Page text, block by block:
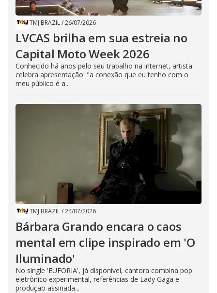
TMJ BRAZIL/26/07/2026
LVCAS brilha em sua estreia no
Capital Moto Week 2026
Conhecido há anos pelo seu trabalho na internet, artista
celebra apresentação: "a conexão que eu tenho com o
meu público é a...
TMJ BRAZIL/24/07/2026
Bárbara Grando encara o caos
mental em clipe inspirado em 'O
Iluminado'
No single 'EUFORIA', já disponível, cantora combina pop
eletrônico experimental, referências de Lady Gaga e
produção assinada...